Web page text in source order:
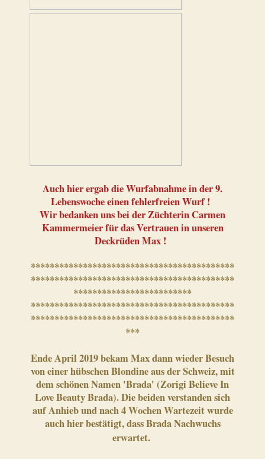
Auch hier ergab die Wurfabnahme in der 9.
Lebenswoche einen fehlerfreien Wurf !
Wir bedanken uns bei der Züchterin Carmen
Kammermeier für das Vertrauen in unseren
Deckrüden Max !
*******************************************
*******************************************
*************************
*******************************************
*******************************************
***
Ende April 2019 bekam Max dann wieder Besuch
von einer hübschen Blondine aus der Schweiz, mit
dem schönen Namen 'Brada' (Zorigi Believe In
Love Beauty Brada). Die beiden verstanden sich
auf Anhieb und nach 4 Wochen Wartezeit wurde
auch hier bestätigt, dass Brada Nachwuchs
erwartet.